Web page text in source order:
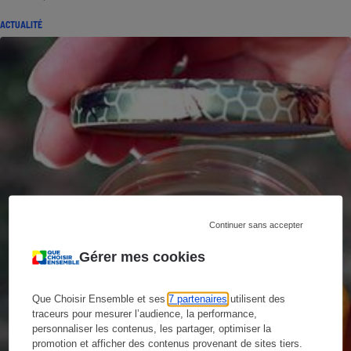
Gérer mes cookies
Que Choisir Ensemble et ses7 partenaires utilisent des
traceurs pour mesurer l’audience, la performance,
personnaliser les contenus, les partager, optimiser la
promotion et afficher des contenus provenant de sites tiers.
Continuer sans accepter
ACTUALITÉ